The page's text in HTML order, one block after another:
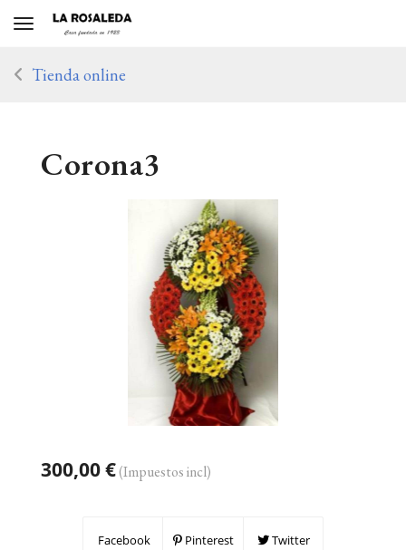
Toggle navigation
Tienda online
Corona3
300,00 €(Impuestos incl)
Facebook Pinterest Twitter